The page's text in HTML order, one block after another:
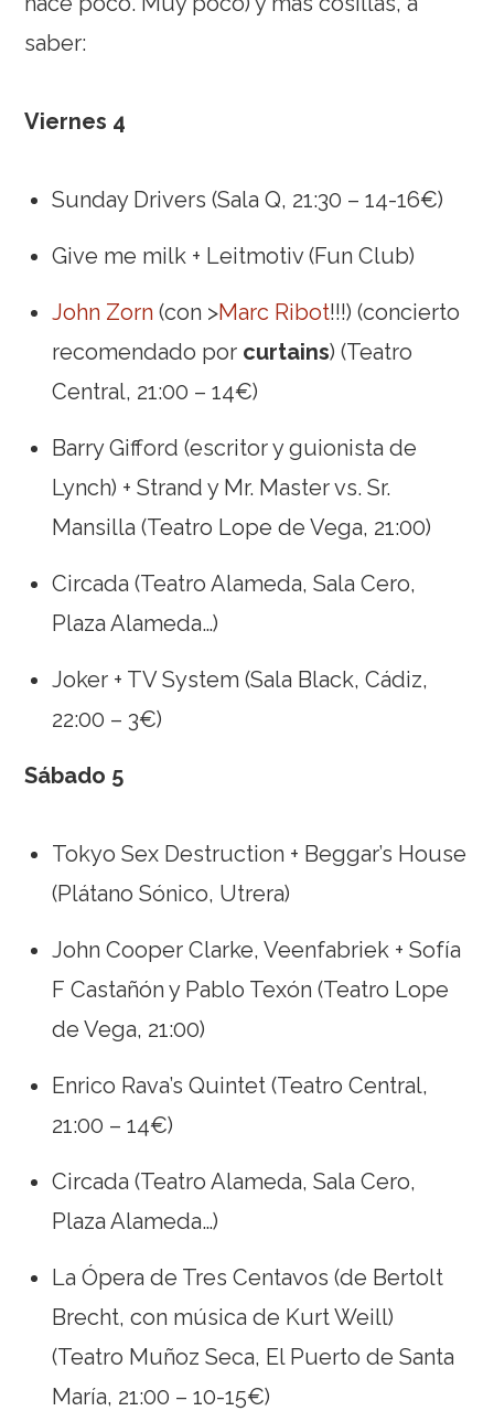
saber:
Viernes 4
Sunday Drivers (Sala Q, 21:30 – 14-16€)
Give me milk + Leitmotiv (Fun Club)
John Zorn (con >Marc Ribot!!!) (concierto
recomendado por curtains) (Teatro
Central, 21:00 – 14€)
Barry Gifford (escritor y guionista de
Lynch) + Strand y Mr. Master vs. Sr.
Mansilla (Teatro Lope de Vega, 21:00)
Circada (Teatro Alameda, Sala Cero,
Plaza Alameda…)
Joker + TV System (Sala Black, Cádiz,
22:00 – 3€)
Sábado 5
Tokyo Sex Destruction + Beggar’s House
(Plátano Sónico, Utrera)
John Cooper Clarke, Veenfabriek + Sofía
F Castañón y Pablo Texón (Teatro Lope
de Vega, 21:00)
Enrico Rava’s Quintet (Teatro Central,
21:00 – 14€)
Circada (Teatro Alameda, Sala Cero,
Plaza Alameda…)
La Ópera de Tres Centavos (de Bertolt
Brecht, con música de Kurt Weill)
(Teatro Muñoz Seca, El Puerto de Santa
María, 21:00 – 10-15€)